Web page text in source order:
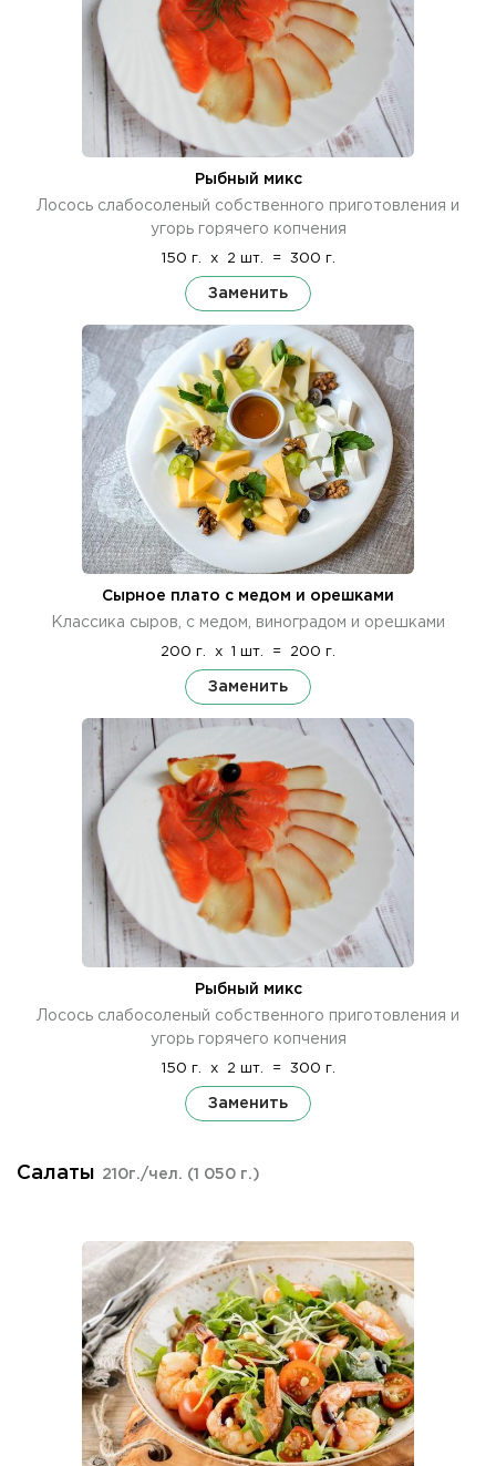
Рыбный микс
Лосось слабосоленый собственного приготовления и
угорь горячего копчения
150 г. x 2 шт. = 300 г.
Заменить
Сырное плато с медом и орешками
Классика сыров, с медом, виноградом и орешками
200 г. x 1 шт. = 200 г.
Заменить
Рыбный микс
Лосось слабосоленый собственного приготовления и
угорь горячего копчения
150 г. x 2 шт. = 300 г.
Заменить
Салаты 210г./чел. (1 050 г.)